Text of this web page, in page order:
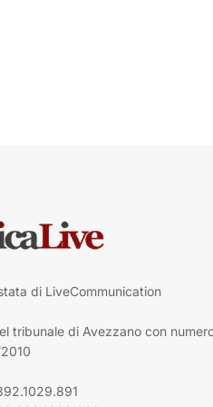
di LiveCommunication
tribunale di Avezzano con